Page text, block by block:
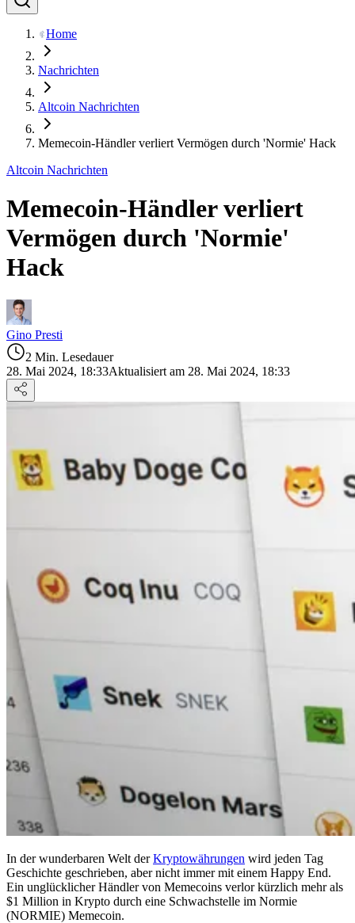
Home
Nachrichten
Altcoin Nachrichten
Memecoin-Händler verliert Vermögen durch 'Normie' Hack
Altcoin Nachrichten
Memecoin-Händler verliert
Vermögen durch 'Normie'
Hack
Gino Presti
2 Min. Lesedauer
28. Mai 2024, 18:33Aktualisiert am 28. Mai 2024, 18:33
In der wunderbaren Welt derKryptowährungen wird jeden Tag
Geschichte geschrieben, aber nicht immer mit einem Happy End.
Ein unglücklicher Händler von Memecoins verlor kürzlich mehr als
$1 Million in Krypto durch eine Schwachstelle im Normie
(NORMIE) Memecoin.